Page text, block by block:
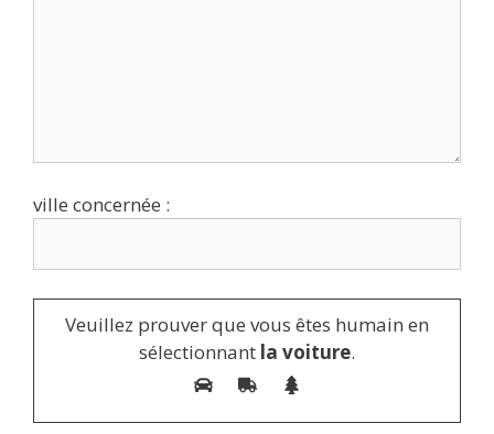
ville concernée :
Veuillez prouver que vous êtes humain en
sélectionnant la voiture.